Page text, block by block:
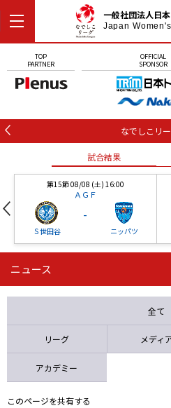
一般社団法人日
Japan
TOP
PARTNER
OFFICIAL
SPONSOR
なでしこリ
試合結果
第15節 08/08 (土) 16:00
ＡＧＦ
Ｓ世田谷
-
ニッパツ
第16節 09/05 (土) 15:00
ニッパツ
ニュース
全て
リーグ メディ
アカデミー
このページを共有する